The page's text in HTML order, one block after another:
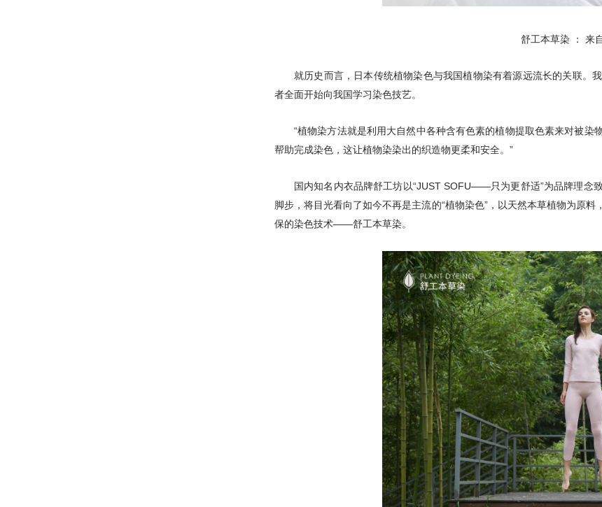
舒工本草染 ： 来
就历史而言，日本传统植物染色与我国植物染有着源远流长的关联。
者全面开始向我国学习染色技艺。
“植物染方法就是利用大自然中各种含有色素的植物提取色素来对被
帮助完成染色，这让植物染染出的织造物更柔和安全。”
国内知名内衣品牌舒工坊以“JUST SOFU——只为更舒适”为品牌理念
脚步，将目光看向了如今不再是主流的“植物染色”，以天然本草植物为原
保的染色技术——舒工本草染。